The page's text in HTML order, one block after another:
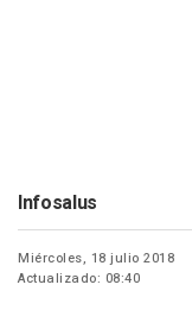
Infosalus
Miércoles, 18 julio 2018
Actualizado: 08:40